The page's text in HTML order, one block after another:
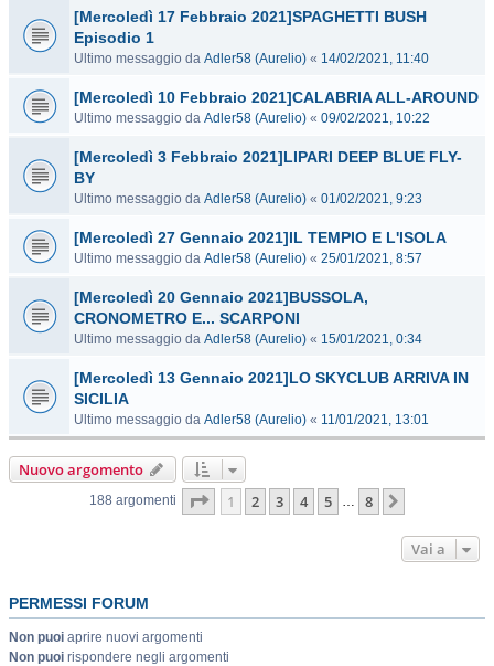
[Mercoledì 17 Febbraio 2021]SPAGHETTI BUSH
Episodio 1
Ultimo messaggio da Adler58 (Aurelio) « 14/02/2021, 11:40
[Mercoledì 10 Febbraio 2021]CALABRIA ALL-AROUND
Ultimo messaggio da Adler58 (Aurelio) « 09/02/2021, 10:22
[Mercoledì 3 Febbraio 2021]LIPARI DEEP BLUE FLY-
BY
Ultimo messaggio da Adler58 (Aurelio) « 01/02/2021, 9:23
[Mercoledì 27 Gennaio 2021]IL TEMPIO E L'ISOLA
Ultimo messaggio da Adler58 (Aurelio) « 25/01/2021, 8:57
[Mercoledì 20 Gennaio 2021]BUSSOLA,
CRONOMETRO E... SCARPONI
Ultimo messaggio da Adler58 (Aurelio) « 15/01/2021, 0:34
[Mercoledì 13 Gennaio 2021]LO SKYCLUB ARRIVA IN
SICILIA
Ultimo messaggio da Adler58 (Aurelio) « 11/01/2021, 13:01
Nuovo argomento
188 argomenti Pagina di
1 2 3 4 5 … 8
Vai a
PERMESSI FORUM
Non puoi aprire nuovi argomenti
Non puoi rispondere negli argomenti